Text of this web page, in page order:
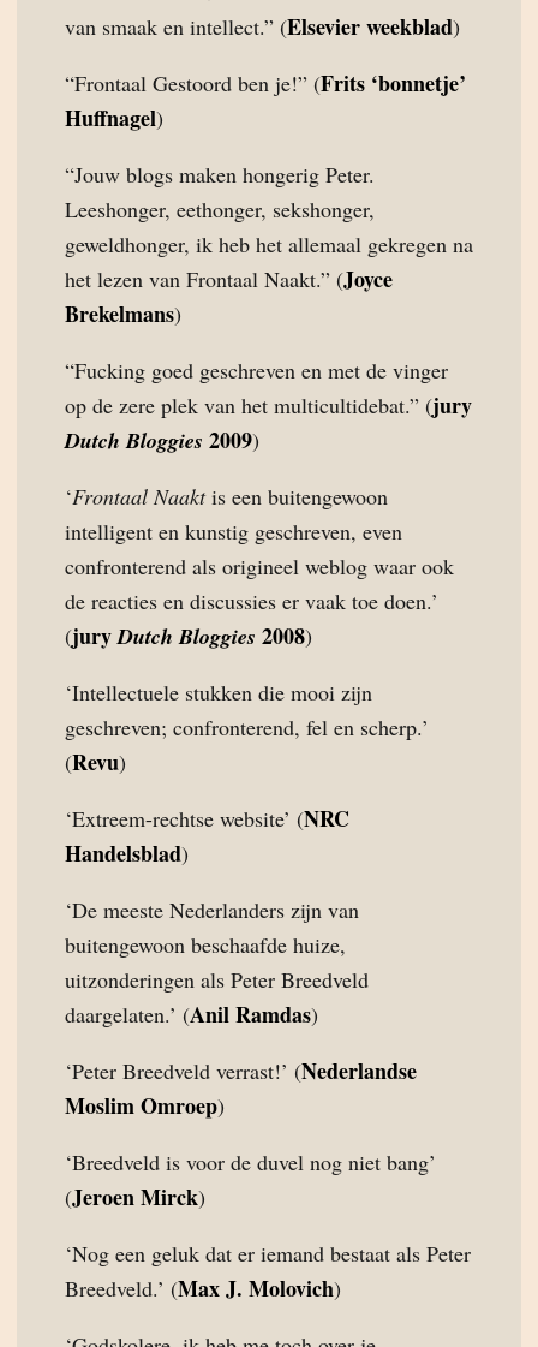
van smaak en intellect.” (Elsevier weekblad)
“Frontaal Gestoord ben je!” (Frits ‘bonnetje’
Huffnagel)
“Jouw blogs maken hongerig Peter.
Leeshonger, eethonger, sekshonger,
geweldhonger, ik heb het allemaal gekregen na
het lezen van Frontaal Naakt.” (Joyce
Brekelmans)
“Fucking goed geschreven en met de vinger
op de zere plek van het multicultidebat.” (jury
Dutch Bloggies 2009)
‘Frontaal Naaktis een buitengewoon
intelligent en kunstig geschreven, even
confronterend als origineel weblog waar ook
de reacties en discussies er vaak toe doen.’
(juryDutch Bloggies 2008)
‘Intellectuele stukken die mooi zijn
geschreven; confronterend, fel en scherp.’
(Revu)
‘Extreem-rechtse website’ (NRC
Handelsblad)
‘De meeste Nederlanders zijn van
buitengewoon beschaafde huize,
uitzonderingen als Peter Breedveld
daargelaten.’ (Anil Ramdas)
‘Peter Breedveld verrast!’ (Nederlandse
Moslim Omroep)
‘Breedveld is voor de duvel nog niet bang’
(Jeroen Mirck)
‘Nog een geluk dat er iemand bestaat als Peter
Breedveld.’ (Max J. Molovich)